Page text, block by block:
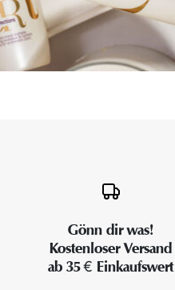
Gönn dir was!
Kostenloser Versand
ab 35 € Einkaufswert